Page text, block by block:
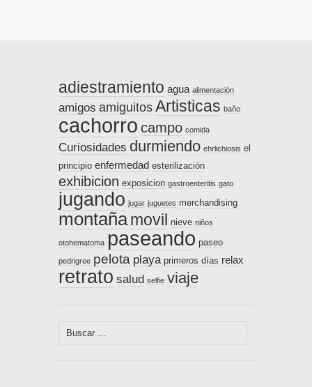
adiestramiento agua alimentación
amigos amiguitos Artisticas baño
cachorro campo comida
Curiosidades durmiendo ehrlichiosis el
principio enfermedad esterilización
exhibicion exposicion gastroenteritis gato
jugando jugar juguetes merchandising
montañamovil nieve niños
otohematoma paseando paseo
pedrigree pelota playa primeros días relax
retrato salud selfie viaje
Buscar: